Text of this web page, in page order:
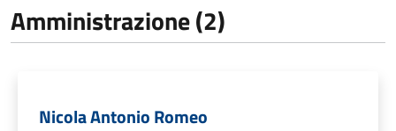
Amministrazione (2)
Nicola Antonio Romeo